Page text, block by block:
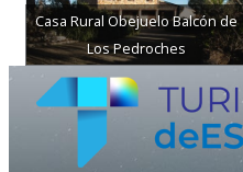
Casa Rural Obejuelo Balcón de
Los Pedroches